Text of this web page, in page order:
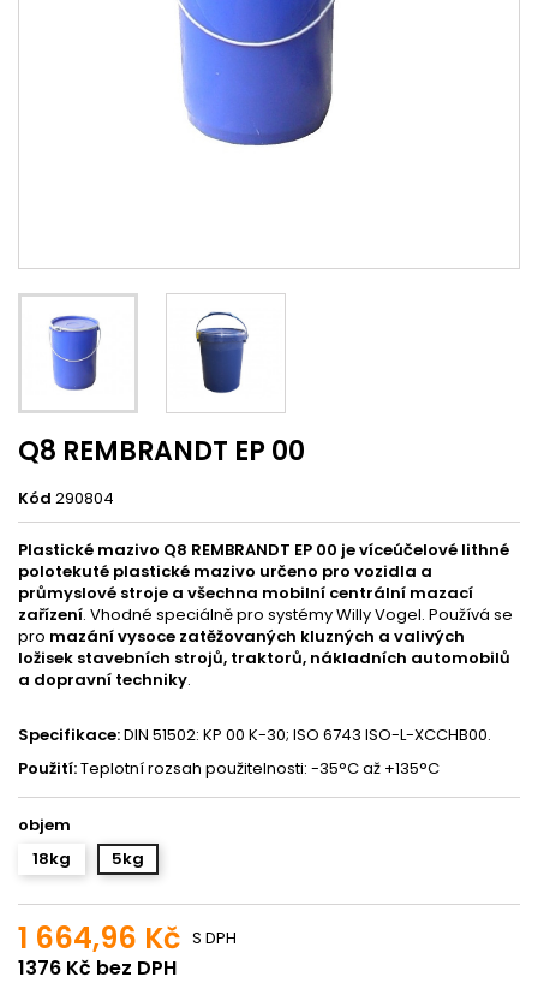
Q8 REMBRANDT EP 00
Kód 290804
Plastické mazivo Q8 REMBRANDT EP 00 je víceúčelové lithné
polotekuté plastické mazivo určeno pro vozidla a
průmyslové stroje a všechna mobilní centrální mazací
zařízení. Vhodné speciálně pro systémy Willy Vogel. Používá se
pro mazání vysoce zatěžovaných kluzných a valivých
ložisek stavebních strojů, traktorů, nákladních automobilů
a dopravní techniky.
Specifikace:DIN 51502: KP 00 K-30; ISO 6743 ISO-L-XCCHB00.
Použití:Teplotní rozsah použitelnosti: -35°C až +135°C
objem
18kg
5kg
1 664,96 Kč
1376 Kč bez DPH
S DPH